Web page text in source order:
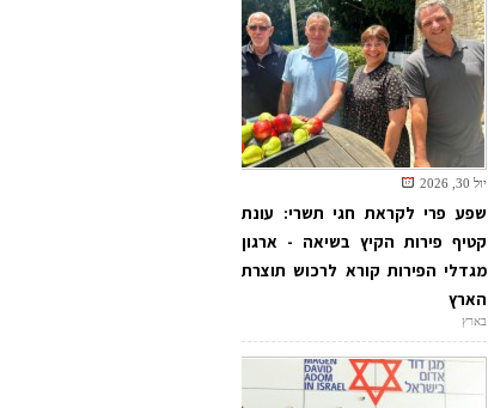
יול 30, 2026
שפע פרי לקראת חגי תשרי: עונת
קטיף פירות הקיץ בשיאה - ארגון
מגדלי הפירות קורא לרכוש תוצרת
הארץ
בארץ